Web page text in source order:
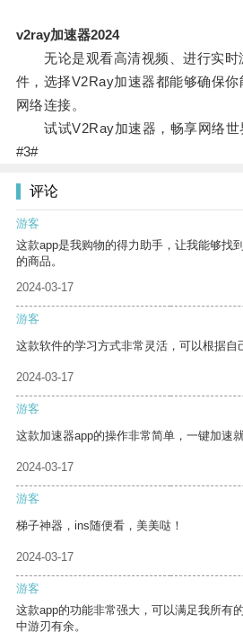
v2ray加速器2024
无论是观看高清视频、进行实时
件，选择V2Ray加速器都能够确保
网络连接。
试试V2Ray加速器，畅享网络世
#3#
评论
游客
这款app是我购物的得力助手，让我能够找
的商品。
2024-03-17
游客
这款软件的学习方式非常灵活，可以根据自
2024-03-17
游客
这款加速器app的操作非常简单，一键加速
2024-03-17
游客
梯子神器，ins随便看，美美哒！
2024-03-17
游客
这款app的功能非常强大，可以满足我所有
中游刃有余。